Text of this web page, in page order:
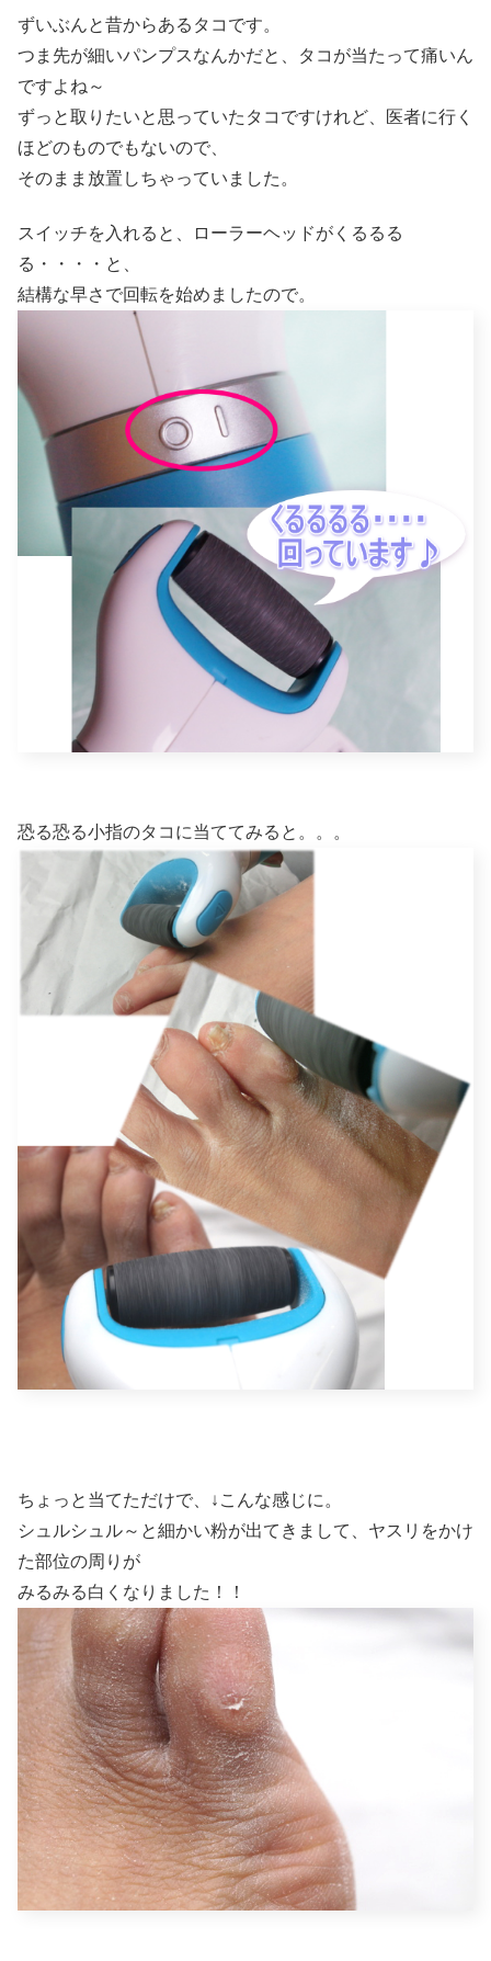
ずいぶんと昔からあるタコです。
つま先が細いパンプスなんかだと、タコが当たって痛いん
ですよね～
ずっと取りたいと思っていたタコですけれど、医者に行く
ほどのものでもないので、
そのまま放置しちゃっていました。
スイッチを入れると、ローラーヘッドがくるるる
る・・・・と、
結構な早さで回転を始めましたので。
恐る恐る小指のタコに当ててみると。。。
ちょっと当てただけで、↓こんな感じに。
シュルシュル～と細かい粉が出てきまして、ヤスリをかけ
た部位の周りが
みるみる白くなりました！！